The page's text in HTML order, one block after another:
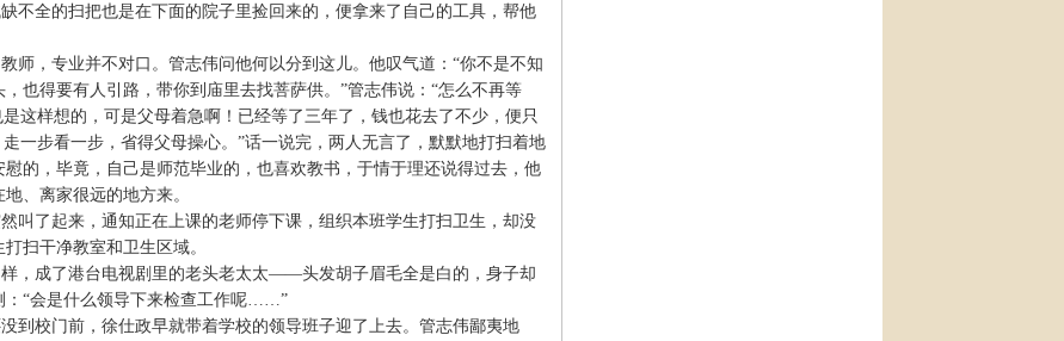
不全的扫把也是在下面的院子里捡回来的，便拿来了自己的工具，帮他
师，专业并不对口。管志伟问他何以分到这儿。他叹气道：“你不是不知
也得要有人引路，带你到庙里去找菩萨供。”管志伟说：“怎么不再等
这样想的，可是父母着急啊！已经等了三年了，钱也花去了不少，便只
一步看一步，省得父母操心。”话一说完，两人无言了，默默地打扫着地
的，毕竟，自己是师范毕业的，也喜欢教书，于情于理还说得过去，他
、离家很远的地方来。
叫了起来，通知正在上课的老师停下课，组织本班学生打扫卫生，却没
扫干净教室和卫生区域。
，成了港台电视剧里的老头老太太——头发胡子眉毛全是白的，身子却
：“会是什么领导下来检查工作呢……”
到校门前，徐仕政早就带着学校的领导班子迎了上去。管志伟鄙夷地